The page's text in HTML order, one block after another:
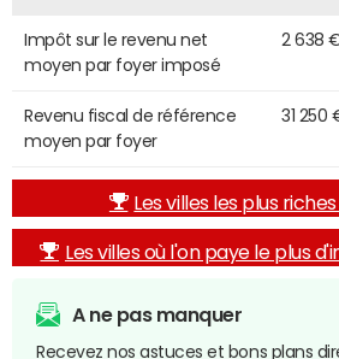
Impôt sur le revenu net
moyen par foyer imposé
2 638
Revenu fiscal de référence
moyen par foyer
31 250
Les villes les plus
Les villes où l'on paye le plus
A ne pas manquer
Recevez nos astuces et bons plans